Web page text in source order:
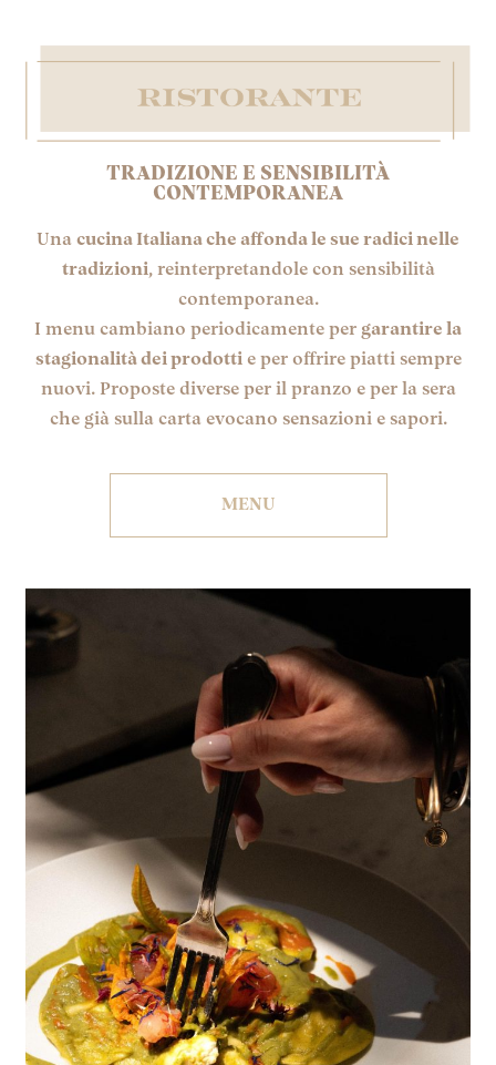
TRADIZIONE E SENSIBILITÀ
CONTEMPORANEA
Una cucina Italiana che affonda le sue radici nelle
tradizioni, reinterpretandole con sensibilità
contemporanea.
I menu cambiano periodicamente per garantire la
stagionalità dei prodottie per offrire piatti sempre
nuovi. Proposte diverse per il pranzo e per la sera
che già sulla carta evocano sensazioni e sapori.
MENU